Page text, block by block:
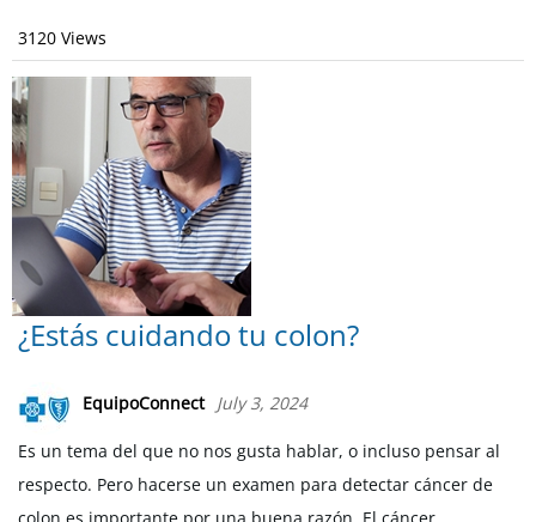
3120 Views
¿Estás cuidando tu colon?
EquipoConnect July 3, 2024
Es un tema del que no nos gusta hablar, o incluso pensar al
respecto. Pero hacerse un examen para detectar cáncer de